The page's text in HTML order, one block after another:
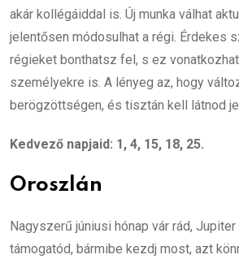
akár kollégáiddal is. Új munka válhat
jelentősen módosulhat a régi. Érdekes
régieket bonthatsz fel, s ez
személyekre is. A lényeg az, hogy
berögzöttségen, és tisztán kell látnod
Kedvező napjaid: 1, 4, 15, 18, 25.
Oroszlán
Nagyszerű júniusi hónap vár rád,
támogatód, bármibe kezdj most, azt